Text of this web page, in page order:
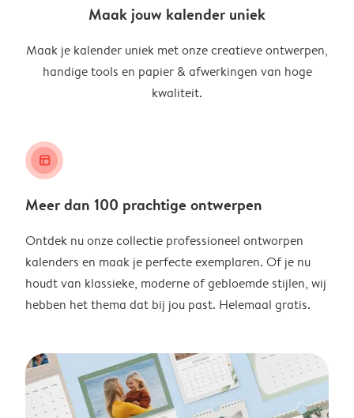
Maak jouw kalender uniek
Maak je kalender uniek met onze creatieve ontwerpen,
handige tools en papier & afwerkingen van hoge
kwaliteit.
layout_alt
Meer dan 100 prachtige ontwerpen
Ontdek nu onze collectie professioneel ontworpen
kalenders en maak je perfecte exemplaren. Of je nu
houdt van klassieke, moderne of gebloemde stijlen, wij
hebben het thema dat bij jou past. Helemaal gratis.